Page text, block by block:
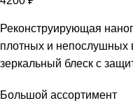
Реконструирующая
плотных и непослушных
зеркальный блеск с
Большой ассортимент